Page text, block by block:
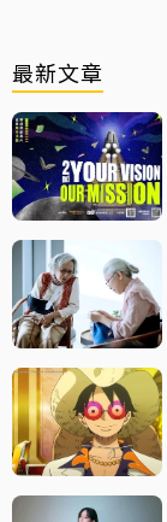
最新文章